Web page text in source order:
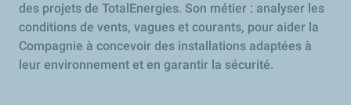
des projets de TotalEnergies. Son métier : analyser les
conditions de vents, vagues et courants, pour aider la
Compagnie à concevoir des installations adaptées à
leur environnement et en garantir la sécurité.